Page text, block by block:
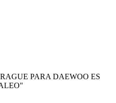
PARA DAEWOO ES